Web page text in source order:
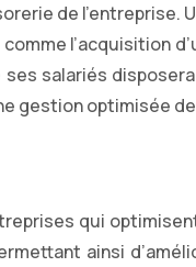
de
l’acquisition
salariés
gestion optimisée
qui
ainsi